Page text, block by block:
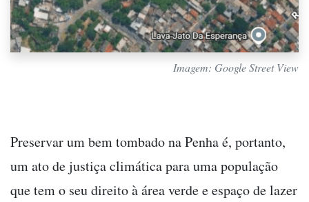
Imagem: Google Street View
Preservar um bem tombado na Penha é, portanto,
um ato de justiça climática para uma população
que tem o seu direito à área verde e espaço de lazer